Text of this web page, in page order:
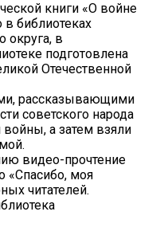
книги «О войне
в библиотеках
округа, в
подготовлена
Отечественной
рассказывающими
советского народа
а затем взяли
видео-прочтение
«Спасибо, моя
читателей.